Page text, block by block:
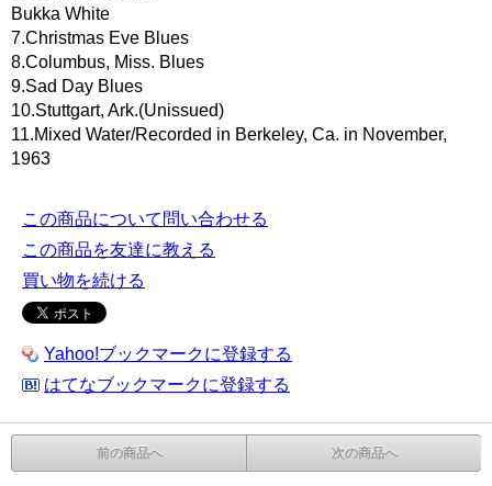
Bukka White
7.Christmas Eve Blues
8.Columbus, Miss. Blues
9.Sad Day Blues
10.Stuttgart, Ark.(Unissued)
11.Mixed Water/Recorded in Berkeley, Ca. in November,
1963
この商品について問い合わせる
この商品を友達に教える
買い物を続ける
Yahoo!ブックマークに登録する
はてなブックマークに登録する
前の商品へ 次の商品へ